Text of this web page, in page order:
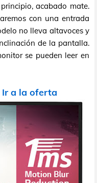
acabado mate.
con una entrada
no lleva altavoces y
de la pantalla.
se pueden leer en
Ir a la oferta